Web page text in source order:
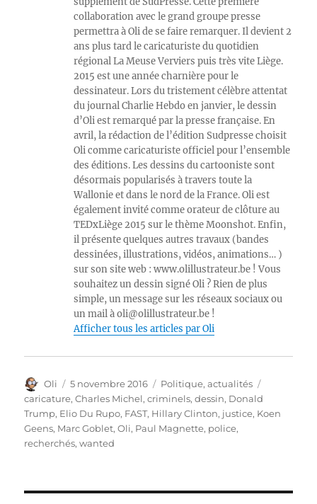
collaboration avec le grand groupe presse
permettra à Oli de se faire remarquer. Il devient 2
ans plus tard le caricaturiste du quotidien
régional La Meuse Verviers puis très vite Liège.
2015 est une année charnière pour le
dessinateur. Lors du tristement célèbre attentat
du journal Charlie Hebdo en janvier, le dessin
d’Oli est remarqué par la presse française. En
avril, la rédaction de l’édition Sudpresse choisit
Oli comme caricaturiste officiel pour l’ensemble
des éditions. Les dessins du cartooniste sont
désormais popularisés à travers toute la
Wallonie et dans le nord de la France. Oli est
également invité comme orateur de clôture au
TEDxLiège 2015 sur le thème Moonshot. Enfin,
il présente quelques autres travaux (bandes
dessinées, illustrations, vidéos, animations… )
sur son site web : www.olillustrateur.be ! Vous
souhaitez un dessin signé Oli ? Rien de plus
simple, un message sur les réseaux sociaux ou
un mail à oli@olillustrateur.be !
Afficher tous les articles par Oli
Auteur
Oli
Publié
le
5 novembre 2016 Catégories
Politique, actualités
caricature,Charles Michel,criminels,dessin, Donald
Trump, Elio Du Rupo, FAST, Hillary Clinton, justice, Koen
Geens, Marc Goblet,Oli, Paul Magnette, police,
recherchés,wanted